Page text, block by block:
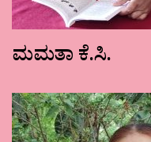
ಮಮತಾ ಕೆ.ಸಿ.